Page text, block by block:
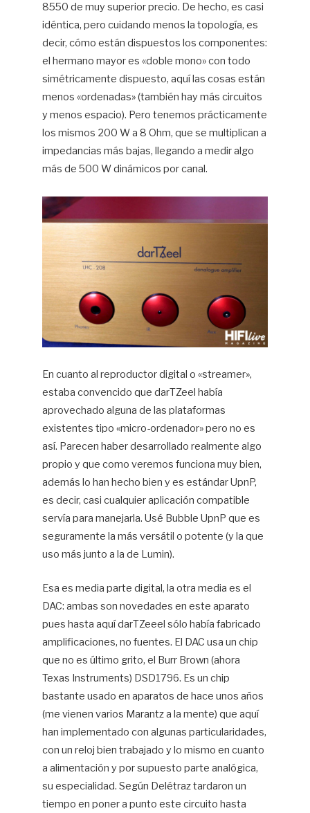
8550 de muy superior precio. De hecho, es casi
idéntica, pero cuidando menos la topología, es
decir, cómo están dispuestos los componentes:
el hermano mayor es «doble mono» con todo
simétricamente dispuesto, aquí las cosas están
menos «ordenadas» (también hay más circuitos
y menos espacio). Pero tenemos prácticamente
los mismos 200 W a 8 Ohm, que se multiplican a
impedancias más bajas, llegando a medir algo
más de 500 W dinámicos por canal.
En cuanto al reproductor digital o «streamer»,
estaba convencido que darTZeel había
aprovechado alguna de las plataformas
existentes tipo «micro-ordenador» pero no es
así. Parecen haber desarrollado realmente algo
propio y que como veremos funciona muy bien,
además lo han hecho bien y es estándar UpnP,
es decir, casi cualquier aplicación compatible
servía para manejarla. Usé Bubble UpnP que es
seguramente la más versátil o potente (y la que
uso más junto a la de Lumin).
Esa es media parte digital, la otra media es el
DAC: ambas son novedades en este aparato
pues hasta aquí darTZeeel sólo había fabricado
amplificaciones, no fuentes. El DAC usa un chip
que no es último grito, el Burr Brown (ahora
Texas Instruments) DSD1796. Es un chip
bastante usado en aparatos de hace unos años
(me vienen varios Marantz a la mente) que aquí
han implementado con algunas particularidades,
con un reloj bien trabajado y lo mismo en cuanto
a alimentación y por supuesto parte analógica,
su especialidad. Según Delétraz tardaron un
tiempo en poner a punto este circuito hasta